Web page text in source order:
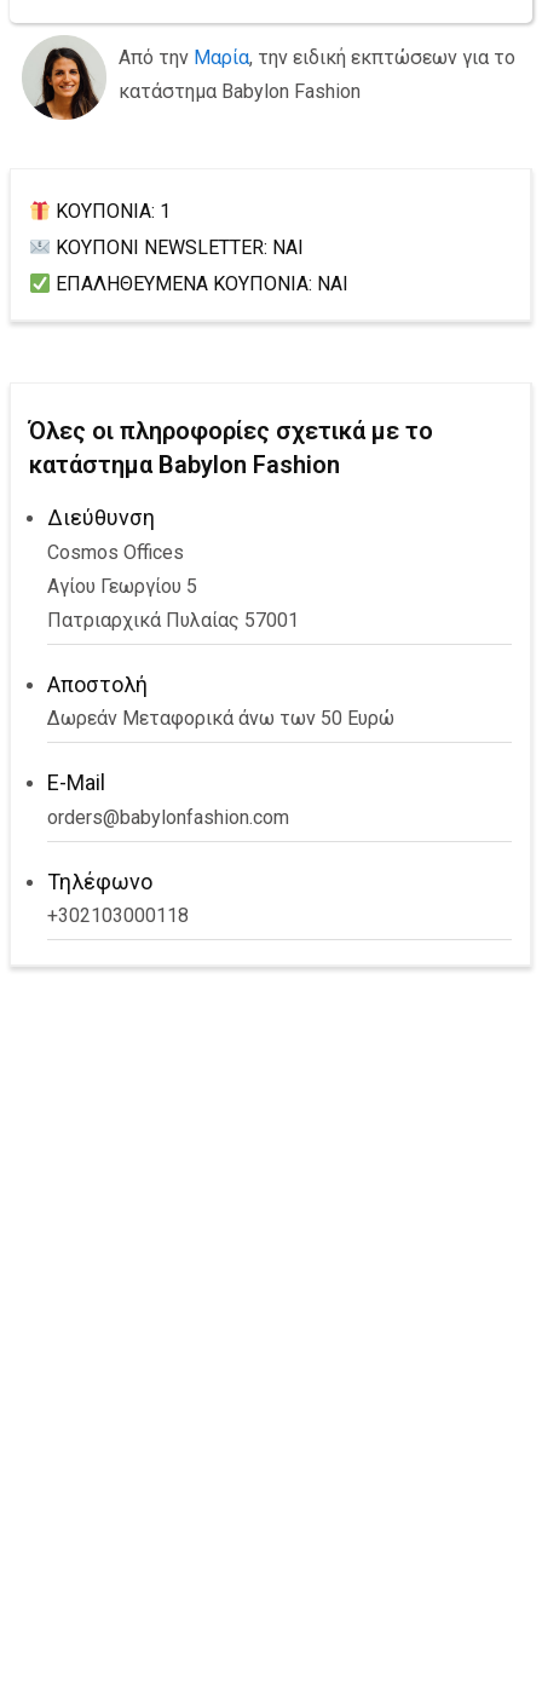
Από την Μαρία, την ειδική εκπτώσεων για το
κατάστημα Babylon Fashion
ΚΟΥΠΟΝΙΑ: 1
ΚΟΥΠΟΝΙ NEWSLETTER: ΝΑΙ
ΕΠΑΛΗΘΕΥΜΕΝΑ ΚΟΥΠΟΝΙΑ: ΝΑΙ
Όλες οι πληροφορίες σχετικά με το
κατάστημα Babylon Fashion
Διεύθυνση
Cosmos Offices
Αγίου Γεωργίου 5
Πατριαρχικά Πυλαίας 57001
Αποστολή
Δωρεάν Μεταφορικά άνω των 50 Ευρώ
E-Mail
orders@babylonfashion.com
Τηλέφωνο
+302103000118